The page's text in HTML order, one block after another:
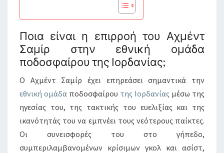
Ποια είναι η επιρροή του Αχμέντ
Σαμίρ στην εθνική ομάδα
ποδοσφαίρου της Ιορδανίας;
Ο Αχμέντ Σαμίρ έχει επηρεάσει σημαντικά την
εθνική ομάδα ποδοσφαίρου της Ιορδανίας μέσω της
ηγεσίας του, της τακτικής του ευελιξίας και της
ικανότητάς του να εμπνέει τους νεότερους παίκτες.
Οι συνεισφορές του στο γήπεδο,
συμπεριλαμβανομένων κρίσιμων γκολ και ασίστ,